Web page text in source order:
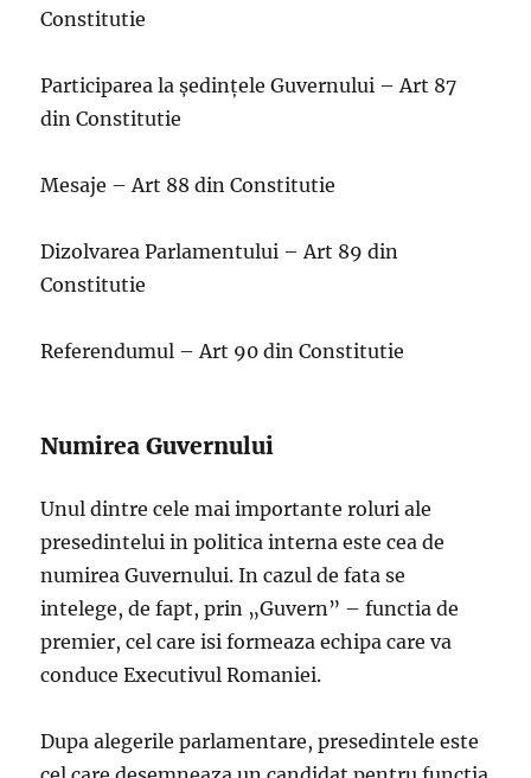
Constitutie
Participarea la şedinţele Guvernului – Art 87
din Constitutie
Mesaje – Art 88 din Constitutie
Dizolvarea Parlamentului – Art 89 din
Constitutie
Referendumul – Art 90 din Constitutie
Numirea Guvernului
Unul dintre cele mai importante roluri ale
presedintelui in politica interna este cea de
numirea Guvernului. In cazul de fata se
intelege, de fapt, prin „Guvern” – functia de
premier, cel care isi formeaza echipa care va
conduce Executivul Romaniei.
Dupa alegerile parlamentare, presedintele este